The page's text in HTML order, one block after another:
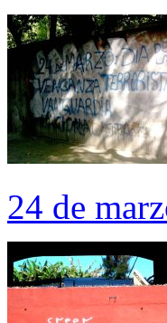
24 de